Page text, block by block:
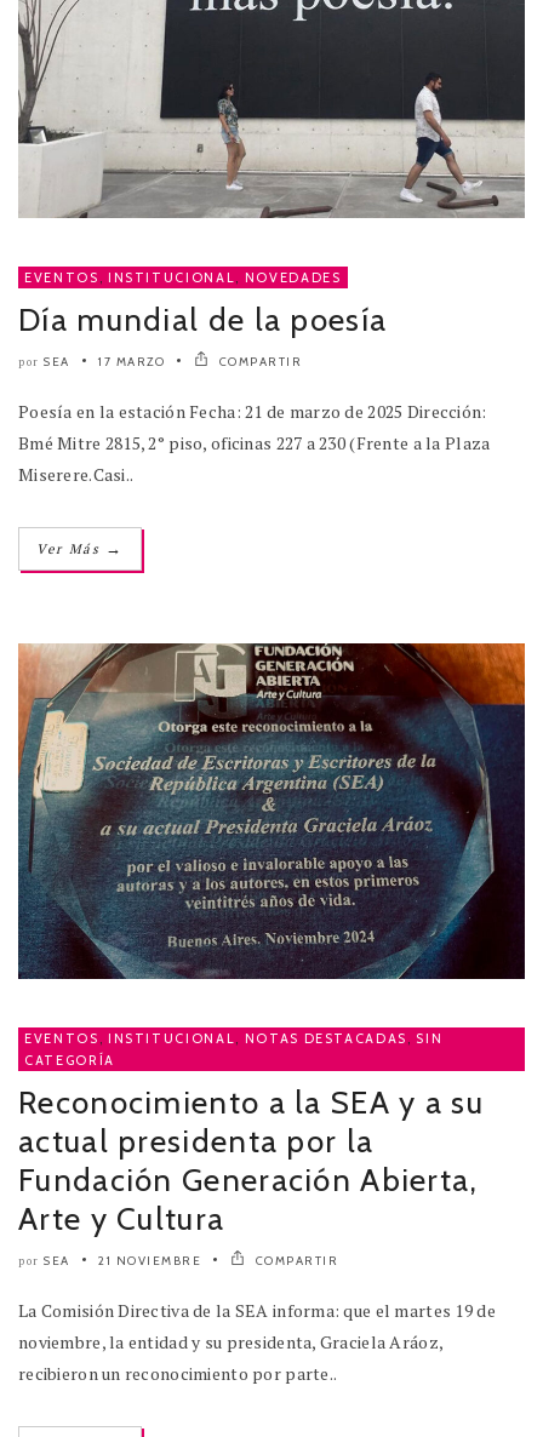
EVENTOS , INSTITUCIONAL, NOVEDADES
Día mundial de la poesía
por SEA 17 MARZO COMPARTIR
Poesía en la estación Fecha: 21 de marzo de 2025 Dirección:
Bmé Mitre 2815, 2° piso, oficinas 227 a 230 (Frente a la Plaza
Miserere.Casi..
Ver Más →
EVENTOS , INSTITUCIONAL, NOTAS DESTACADAS , SIN
CATEGORÍA
Reconocimiento a la SEA y a su
actual presidenta por la
Fundación Generación Abierta,
Arte y Cultura
por SEA 21 NOVIEMBRE COMPARTIR
La Comisión Directiva de la SEA informa: que el martes 19 de
noviembre, la entidad y su presidenta, Graciela Aráoz,
recibieron un reconocimiento por parte..